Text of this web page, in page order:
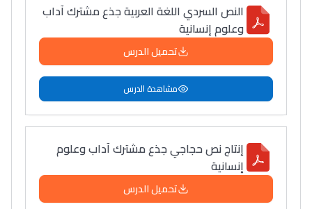
النص السردي اللغة العربية جذع مشترك آداب
وعلوم إنسانية
تحميل الدرس
مشاهدة الدرس
إنتاج نص حجاجي جذع مشترك آداب وعلوم
إنسانية
تحميل الدرس